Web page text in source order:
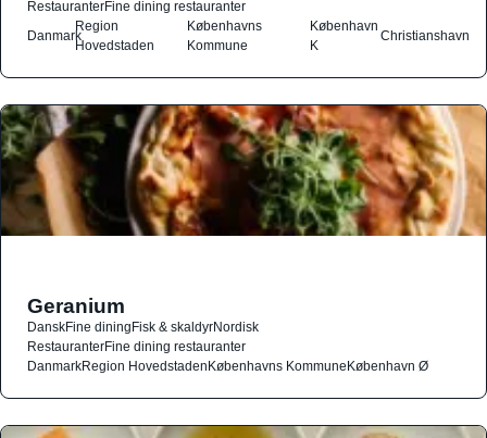
RestauranterFine dining restauranter
Danmark
Region
Hovedstaden
Københavns
Kommune
København
K
Christianshavn
Geranium
DanskFine diningFisk & skaldyrNordisk
RestauranterFine dining restauranter
DanmarkRegion HovedstadenKøbenhavns KommuneKøbenhavn Ø